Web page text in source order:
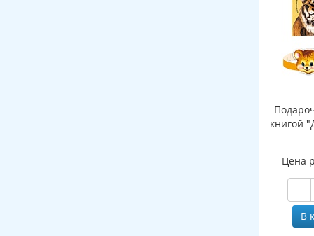
книгой
Цена
−
В